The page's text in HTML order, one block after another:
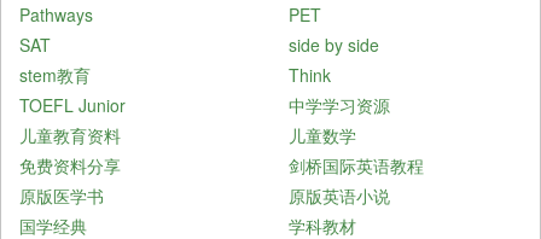
Pathways
PET
SAT
side by side
stem教育
Think
TOEFL Junior
中学学习资源
儿童教育资料
儿童数学
免费资料分享
剑桥国际英语教程
原版医学书
原版英语小说
国学经典
学科教材